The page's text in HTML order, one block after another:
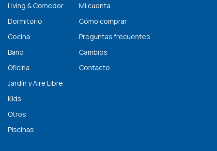
Living & Comedor
Dormitorio
Cocina
Baño
Oficina
Jardín y Aire Libre
Kids
Otros
Piscinas
Mi cuenta
Cómo comprar
Preguntas frecuentes
Cambios
Contacto